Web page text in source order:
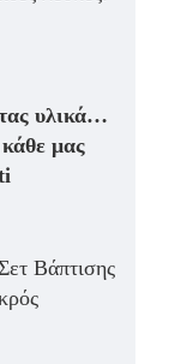
υλικά…
μας
Βάπτισης